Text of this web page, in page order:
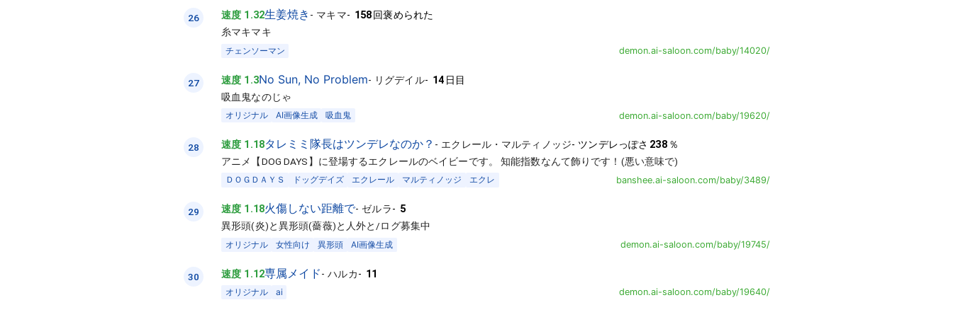
26 速度 1.32生姜焼き - マキマ- 158回褒められた
糸マキマキ
チェンソーマン demon.ai-saloon.com/baby/14020/
27 速度 1.3No Sun, No Problem- リグデイル- 14 日目
吸血鬼なのじゃ
オリジナル AI画像生成 吸血鬼 demon.ai-saloon.com/baby/19620/
28 速度 1.18タレミミ隊長はツンデレなのか？ - エクレール・マルティノッジ- ツンデレっぽさ 238 ％
アニメ【DOG DAYS】に登場するエクレールのベイビーです。 知能指数なんて飾りです！(悪い意味で)
ＤＯＧＤＡＹＳ ドッグデイズ エクレール マルティノッジ エクレ banshee.ai-saloon.com/baby/3489/
29 速度 1.18火傷しない距離で- ゼルラ- 5
異形頭(炎)と異形頭(薔薇)と人外と/ログ募集中
オリジナル 女性向け 異形頭 AI画像生成 demon.ai-saloon.com/baby/19745/
30 速度 1.12専属メイド-ハルカ- 11
オリジナル ai demon.ai-saloon.com/baby/19640/